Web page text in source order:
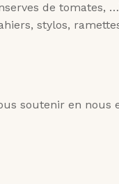
de tomates,
stylos,
soutenir en nous